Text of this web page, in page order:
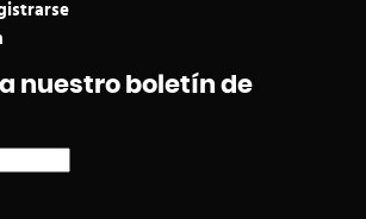
nuestro boletín de